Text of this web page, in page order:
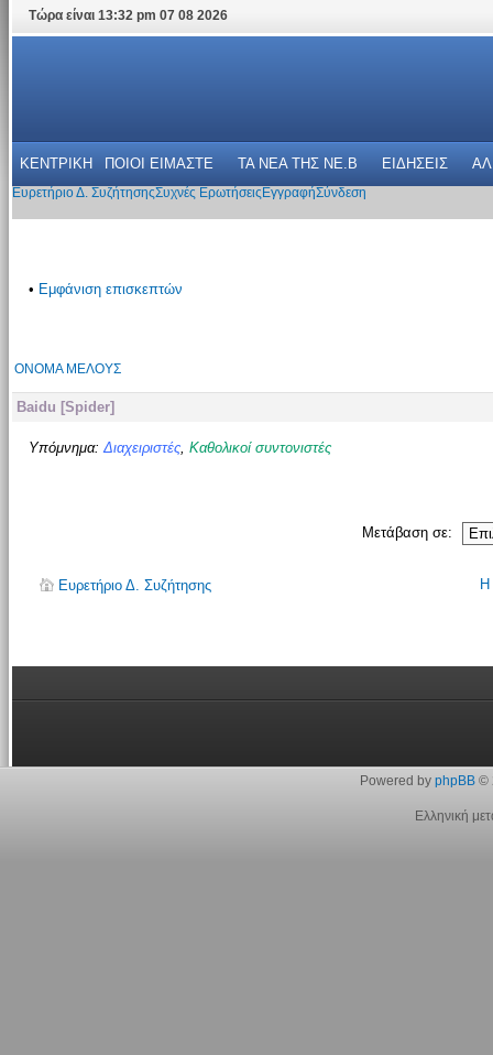
Τώρα είναι 13:32 pm 07 08 2026
ΚΕΝΤΡΙΚΗ ΠΟΙΟΙ ΕΙΜΑΣΤΕ ΤΑ ΝΕΑ THΣ NE.B ΕΙΔΗΣΕΙΣ
Ευρετήριο Δ. ΣυζήτησηςΣυχνές Ερωτήσεις ΕγγραφήΣύνδεση
• Εμφάνιση επισκεπτών
ΌΝΟΜΑ ΜΈΛΟΥΣ
Baidu [Spider]
Υπόμνημα:Διαχειριστές, Καθολικοί συντονιστές
Μετάβαση σε:
Ευρετήριο Δ. Συζήτησης Η
Powered by phpBB©
Ελληνική